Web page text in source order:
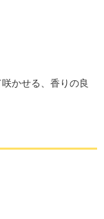
かせる、香りの良